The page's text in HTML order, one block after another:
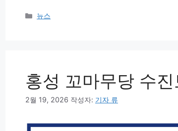
카
뉴스
홍성 꼬마무당 수
2월 19, 2026 작성자: 기자 류